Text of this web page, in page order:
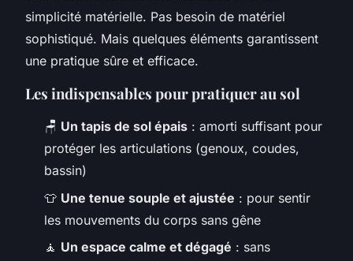
simplicité matérielle. Pas besoin de matériel
sophistiqué. Mais quelques éléments garantissent
une pratique sûre et efficace.
Les indispensables pour pratiquer au sol
🪑 Un tapis de sol épais : amorti suffisant pour
protéger les articulations (genoux, coudes,
bassin)
👕 Une tenue souple et ajustée : pour sentir
les mouvements du corps sans gêne
🧘 Un espace calme et dégagé : sans